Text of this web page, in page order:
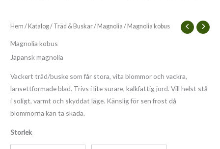
Hem / Katalog/ Träd & Buskar/ Magnolia / Magnolia kobus
Magnolia kobus
Japansk magnolia
Vackert träd/buske som får stora, vita blommor och vackra,
lansettformade blad. Trivs i lite surare, kalkfattig jord. Vill helst stå
i soligt, varmt och skyddat läge. Känslig för sen frost då
blommorna kan ta skada.
Storlek